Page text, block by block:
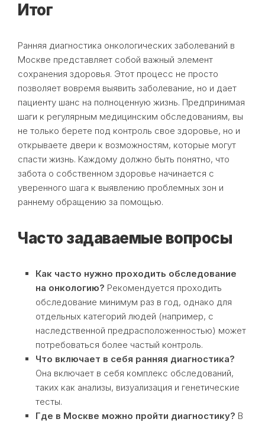
Итог
Ранняя диагностика онкологических заболеваний в
Москве представляет собой важный элемент
сохранения здоровья. Этот процесс не просто
позволяет вовремя выявить заболевание, но и дает
пациенту шанс на полноценную жизнь. Предпринимая
шаги к регулярным медицинским обследованиям, вы
не только берете под контроль свое здоровье, но и
открываете двери к возможностям, которые могут
спасти жизнь. Каждому должно быть понятно, что
забота о собственном здоровье начинается с
уверенного шага к выявлению проблемных зон и
раннему обращению за помощью.
Часто задаваемые вопросы
Как часто нужно проходить обследование
на онкологию? Рекомендуется проходить
обследование минимум раз в год, однако для
отдельных категорий людей (например, с
наследственной предрасположенностью) может
потребоваться более частый контроль.
Что включает в себя ранняя диагностика?
Она включает в себя комплекс обследований,
таких как анализы, визуализация и генетические
тесты.
Где в Москве можно пройти диагностику? В